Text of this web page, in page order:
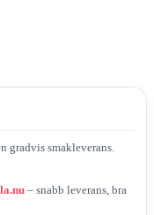
gradvis smakleverans.
– snabb leverans, bra